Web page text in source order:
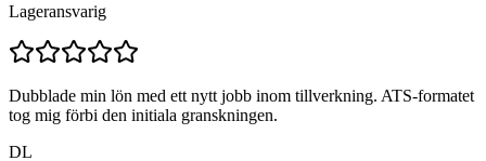
Lageransvarig
Dubblade min lön med ett nytt jobb inom tillverkning. ATS-formatet
tog mig förbi den initiala granskningen.
DL